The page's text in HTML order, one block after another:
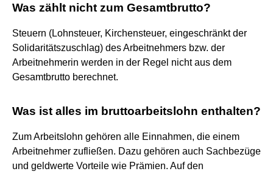
Was zählt nicht zum Gesamtbrutto?
Steuern (Lohnsteuer, Kirchensteuer, eingeschränkt der
Solidaritätszuschlag) des Arbeitnehmers bzw. der
Arbeitnehmerin werden in der Regel nicht aus dem
Gesamtbrutto berechnet.
Was ist alles im bruttoarbeitslohn enthalten?
Zum Arbeitslohn gehören alle Einnahmen, die einem
Arbeitnehmer zufließen. Dazu gehören auch Sachbezüge
und geldwerte Vorteile wie Prämien. Auf den